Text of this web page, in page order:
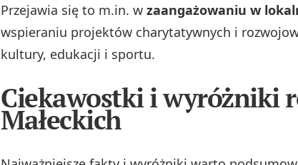
Przejawia się to m.in. w zaangażowaniu w
wspieraniu projektów charytatywnych i
kultury, edukacji i sportu.
Ciekawostki i wyróżniki
Małeckich